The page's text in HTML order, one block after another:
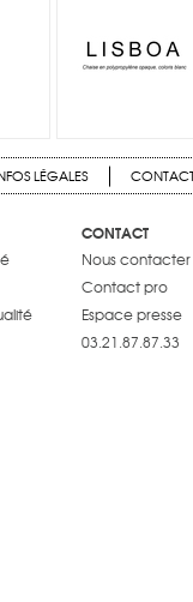
LÉGALES
CONTACT
Nous contacter
Contact pro
Espace presse
03.21.87.87.33